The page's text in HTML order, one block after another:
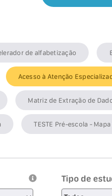
de alfabetização
Acesso à Atenção
Matriz de Extração de
TESTE Pré-escola -
Tipo de